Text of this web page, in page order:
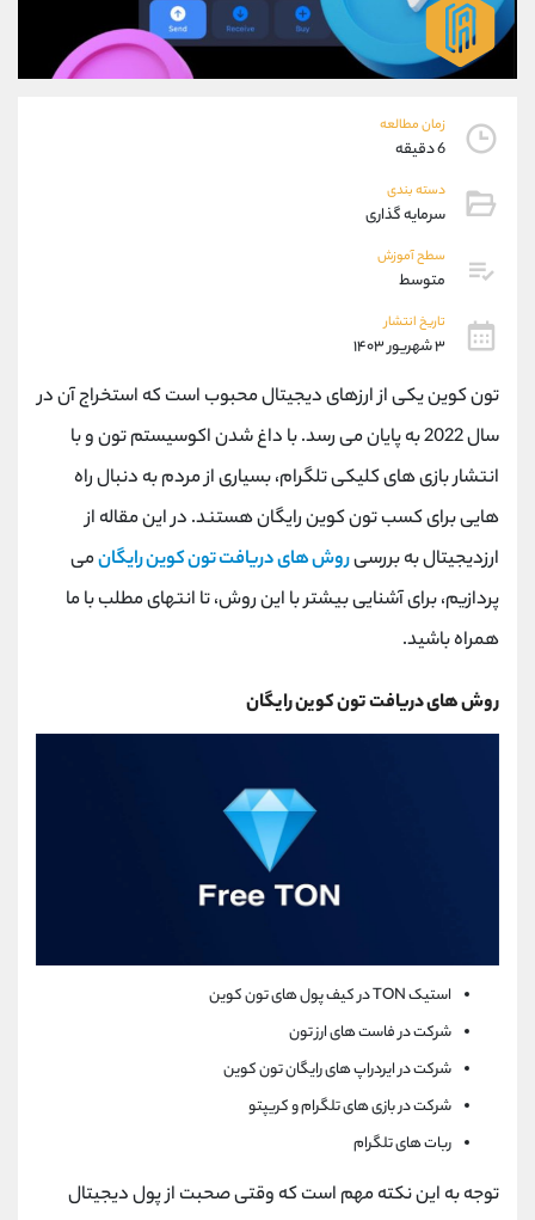
زمان مطالعه
6 دقیقه
دسته بندی
سرمایه گذاری
سطح آموزش
متوسط
تاریخ انتشار
۳ شهریور ۱۴۰۳
تون کوین یکی از ارزهای دیجیتال محبوب است که استخراج آن در
سال 2022 به پایان می رسد. با داغ شدن اکوسیستم تون و با
انتشار بازی های کلیکی تلگرام، بسیاری از مردم به دنبال راه
هایی برای کسب تون کوین رایگان هستند. در این مقاله از
ارزدیجیتال به بررسیروش های دریافت تون کوین رایگانمی
پردازیم، برای آشنایی بیشتر با این روش، تا انتهای مطلب با ما
همراه باشید.
روش های دریافت تون کوین رایگان
استیکTONدر کیف پول های تون کوین
شرکت در فاست های ارز تون
شرکت در ایردراپ های رایگان تون کوین
شرکت در بازی های تلگرام و کریپتو
ربات های تلگرام
توجه به این نکته مهم است که وقتی صحبت از پول دیجیتال
09101364784
واتساپ شروع گفتگو
تلگرام @Armteam_admin_104
پشتیبان فروش
موبایل
اطلاعات تماس (دفتر فروش)
تلفن 021-22021030
021-22021040
بدون پیش شماره
اینستاگرام @alireza.mehrabii
کانال تلگرام @alirezamehrabi_com
@alirezamehrabi_official